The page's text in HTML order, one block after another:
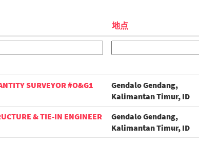
地点
SURVEYOR #O&G1
Gendalo Gendang,
Kalimantan Timur, ID
& TIE-IN ENGINEER
Gendalo Gendang,
Kalimantan Timur, ID